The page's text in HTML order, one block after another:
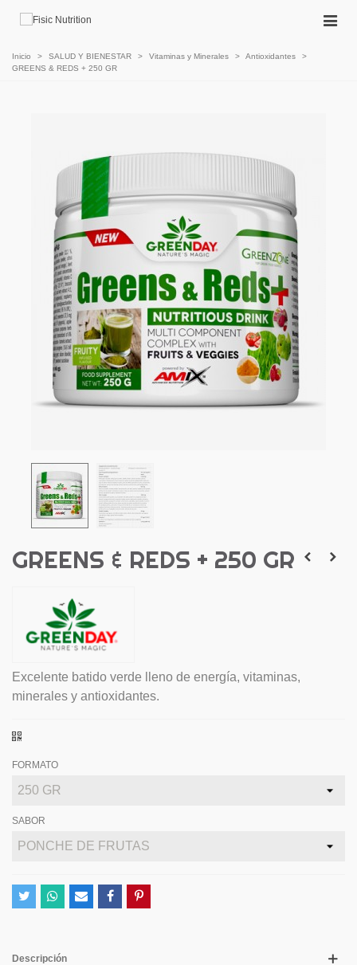
Inicio > SALUD Y BIENESTAR > Vitaminas y Minerales > Antioxidantes
>
GREENS & REDS + 250 GR
GREENS & REDS + 250 GR
Excelente batido verde lleno de energía, vitaminas,
minerales y antioxidantes.
FORMATO
SABOR
Descripción